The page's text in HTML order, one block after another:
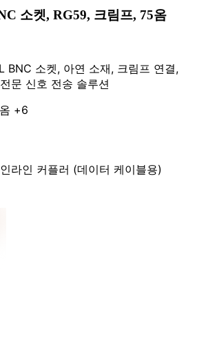
소켓, RG59, 크림프, 75옴
BNC 소켓, 아연 소재, 크림프 연결,
문 신호 전송 솔루션
+6
라인 커플러 (데이터 케이블용)